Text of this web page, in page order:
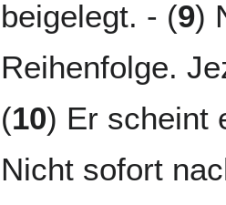
beigelegt. - (9)
Reihenfolge.
(10) Er scheint
Nicht sofort